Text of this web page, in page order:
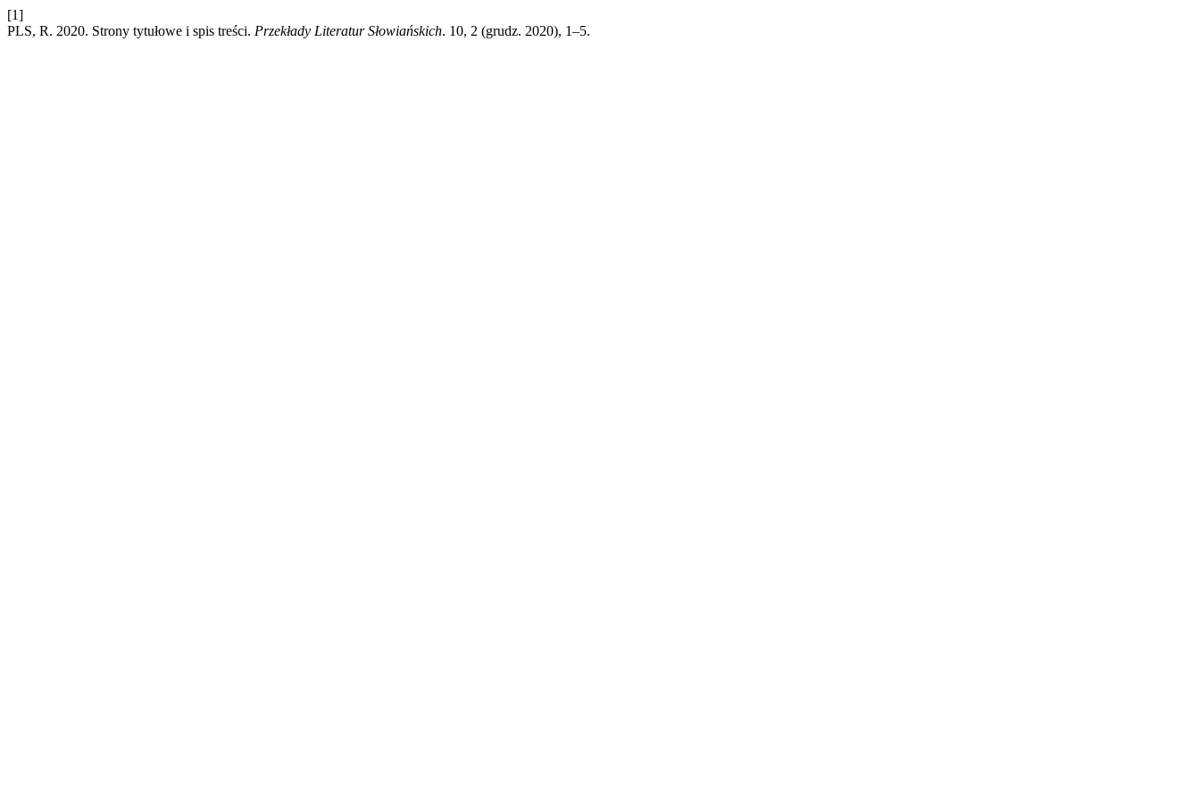
[1]
PLS, R. 2020. Strony tytułowe i spis treści. Przekłady Literatur Słowiańskich. 10, 2 (grudz. 2020), 1–5.